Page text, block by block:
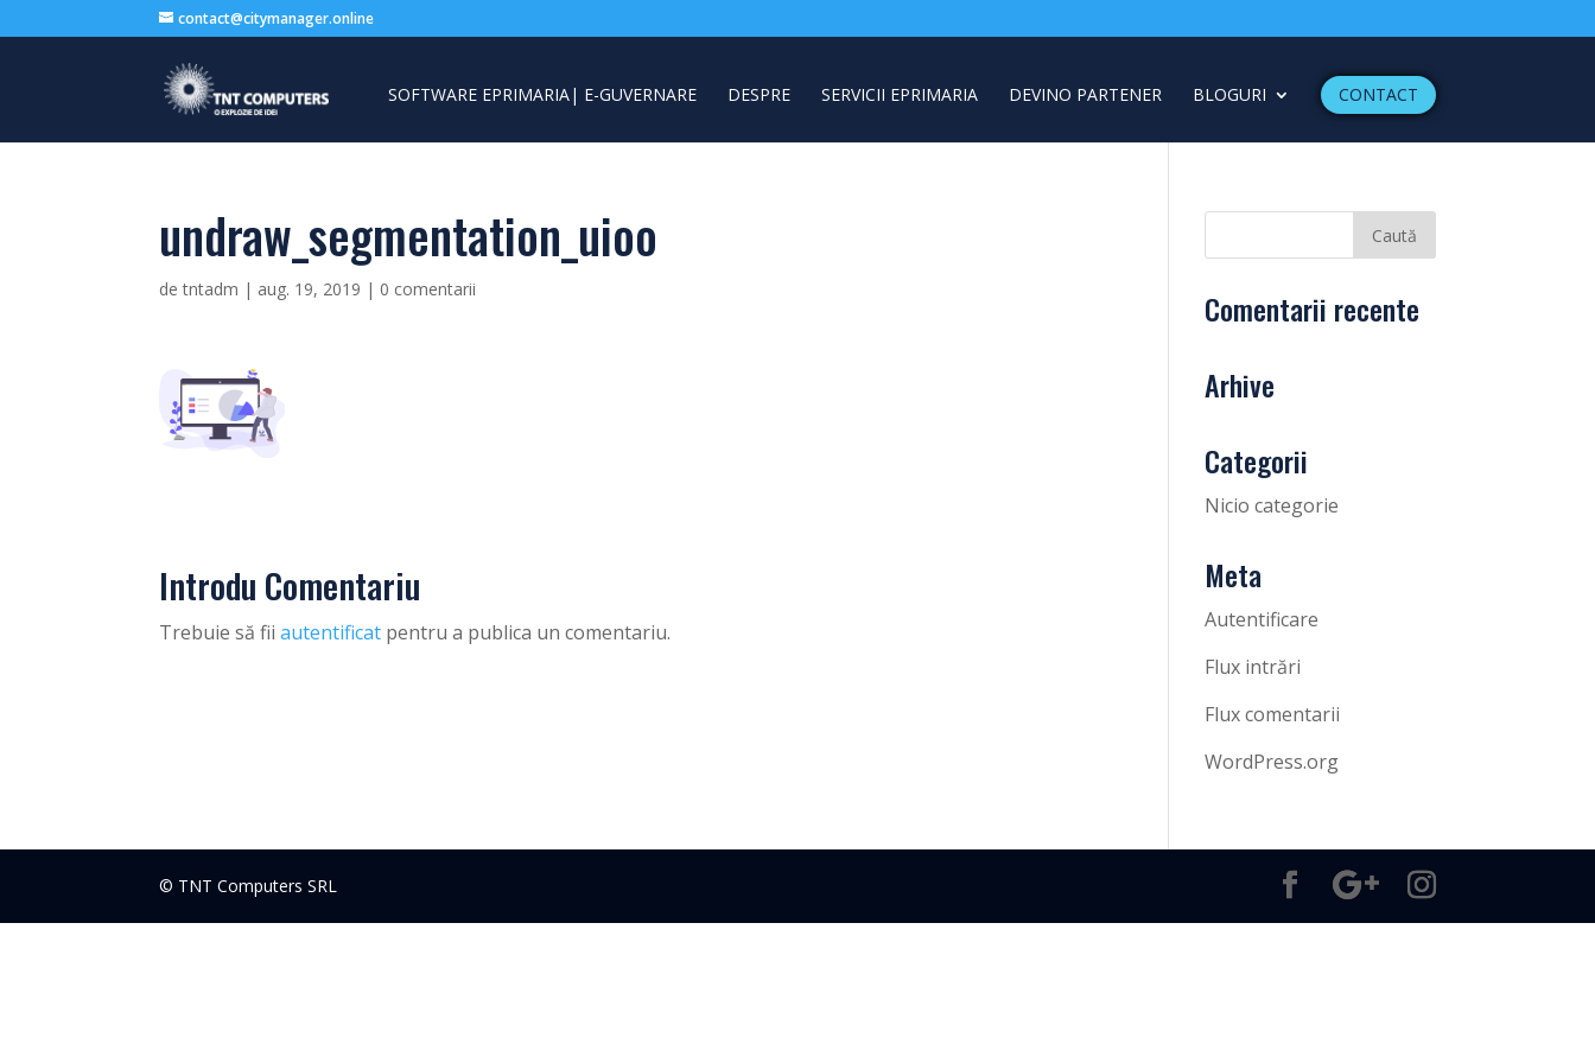
contact@citymanager.online
SOFTWARE EPRIMARIA| E-GUVERNARE DESPRE SERVICII EPRIMARIA DEVINO PARTENER BLOGURI CONTACT
undraw_segmentation_uioo
detntadm | aug. 19, 2019 | 0 comentarii
Introdu Comentariu
Trebuie să fiiautentificat pentru a publica un comentariu.
Comentarii recente
Arhive
Categorii
Nicio categorie
Meta
Autentificare
Flux intrări
Flux comentarii
WordPress.org
© TNT Computers SRL